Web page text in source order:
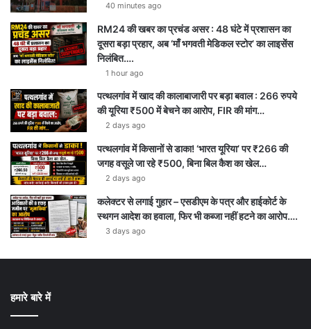
40 minutes ago
RM24 की खबर का प्रचंड असर : 48 घंटे में प्रशासन का
दूसरा बड़ा प्रहार, अब ‘माँ भगवती मेडिकल स्टोर’ का लाइसेंस
निलंबित….
1 hour ago
पत्थलगांव में खाद की कालाबाजारी पर बड़ा बवाल : 266 रुपये
की यूरिया ₹500 में बेचने का आरोप, FIR की मांग…
2 days ago
पत्थलगांव में किसानों से डाका! ‘भारत यूरिया’ पर ₹266 की
जगह वसूले जा रहे ₹500, बिना बिल कैश का खेल…
2 days ago
कलेक्टर से लगाई गुहार – एसडीएम के पत्र और हाईकोर्ट के
स्थगन आदेश का हवाला, फिर भी कब्जा नहीं हटने का आरोप….
3 days ago
हमारे बारे में